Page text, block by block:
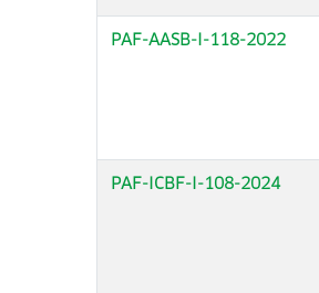
PAF-AASB-I-118-2022
PAF-ICBF-I-108-2024